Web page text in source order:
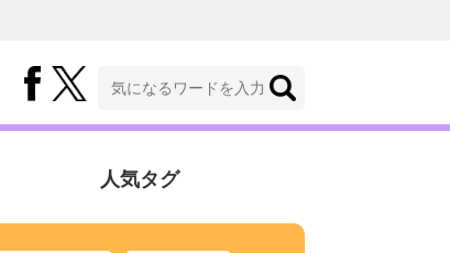
人気タグ